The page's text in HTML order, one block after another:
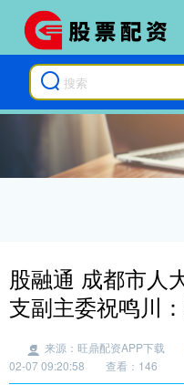
股融通 成都市人
支副主委祝鸣川
来源：旺鼎配资APP下载
02-07 09:20:58
查看：146